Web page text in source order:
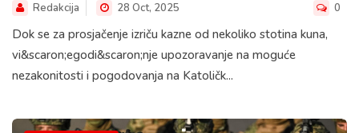
Redakcija 28 Oct, 2025 0
Dok se za prosjačenje izriču kazne od nekoliko stotina kuna,
vi&scaron;egodi&scaron;nje upozoravanje na moguće
nezakonitosti i pogodovanja na Katoličk...